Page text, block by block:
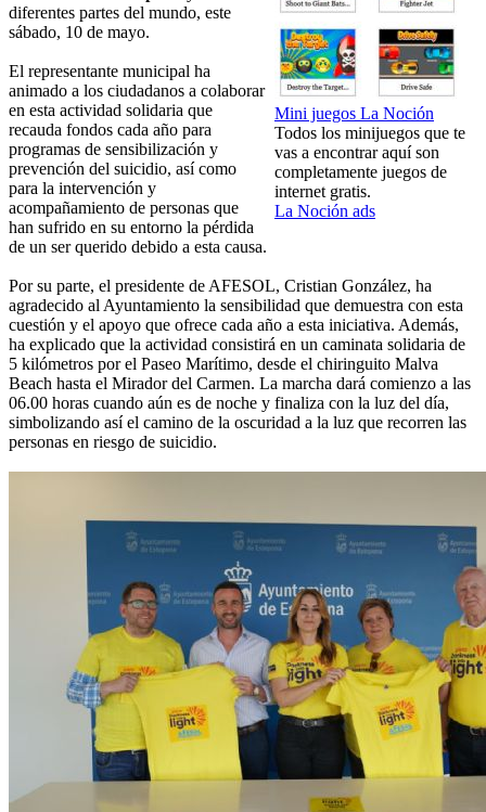
Mini juegos La Noción
Todos los minijuegos que te
vas a encontrar aquí son
completamente juegos de
internet gratis.
La Noción ads
diferentes partes del mundo, este
sábado, 10 de mayo.
El representante municipal ha
animado a los ciudadanos a colaborar
en esta actividad solidaria que
recauda fondos cada año para
programas de sensibilización y
prevención del suicidio, así como
para la intervención y
acompañamiento de personas que
han sufrido en su entorno la pérdida
de un ser querido debido a esta causa.
Por su parte, el presidente de AFESOL, Cristian González, ha
agradecido al Ayuntamiento la sensibilidad que demuestra con esta
cuestión y el apoyo que ofrece cada año a esta iniciativa. Además,
ha explicado que la actividad consistirá en un caminata solidaria de
5 kilómetros por el Paseo Marítimo, desde el chiringuito Malva
Beach hasta el Mirador del Carmen. La marcha dará comienzo a las
06.00 horas cuando aún es de noche y finaliza con la luz del día,
simbolizando así el camino de la oscuridad a la luz que recorren las
personas en riesgo de suicidio.